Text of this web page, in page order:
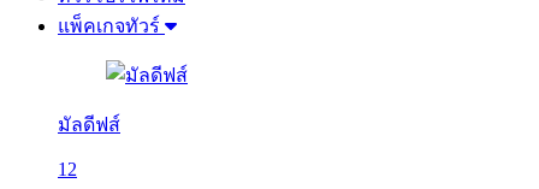
แพ็คเกจทัวร์
มัลดีฟส์
12